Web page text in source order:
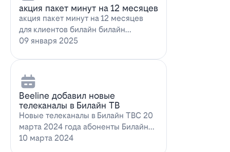
акция пакет минут на 12 месяцев
акция пакет минут на 12 месяцев
для клиентов билайн билайн
запускает новое выгодное
09 января 2025
Beeline добавил новые
телеканалы в Билайн ТВ
Новые телеканалы в Билайн ТВС 20
марта 2024 года абоненты Билайн
ТВ получат возможность
10 марта 2024